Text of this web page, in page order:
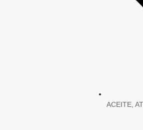
ACEITE